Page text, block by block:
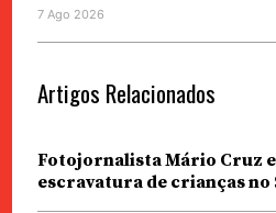
7 Ago 2026
Artigos Relacionados
Fotojornalista Mário Cruz
escravatura de crianças no